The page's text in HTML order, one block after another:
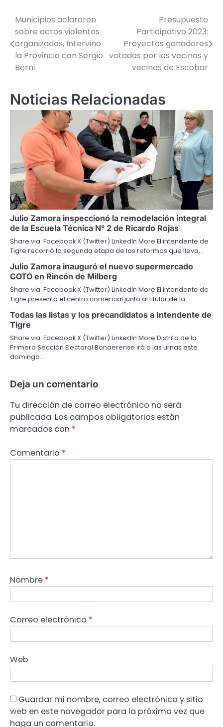
Navegación
de
entradas
Municipios aclararon
sobre actos violentos
organizados, Intervino
la Provincia con Sergio
Berni
Presupuesto
Participativo 2023:
Proyectos ganadores
votados por los vecinos y
vecinas de Escobar
Noticias Relacionadas
Julio Zamora inspeccionó la remodelación integral
de la Escuela Técnica N° 2 de Ricardo Rojas
Share via: Facebook X (Twitter) LinkedIn More El intendente de
Tigre recorrió la segunda etapa de las reformas que lleva…
Julio Zamora inauguró el nuevo supermercado
COTO en Rincón de Milberg
Share via: Facebook X (Twitter) LinkedIn More El intendente de
Tigre presentó el centro comercial junto al titular de la…
Todas las listas y los precandidatos a Intendente de
Tigre
Share via: Facebook X (Twitter) LinkedIn More Distrito de la
Primera Sección Electoral Bonaerense irá a las urnas este
domingo…
Deja un comentario
Tu dirección de correo electrónico no será
publicada. Los campos obligatorios están
marcados con *
Comentario *
Nombre *
Correo electrónico *
Web
Guardar mi nombre, correo electrónico y sitio
web en este navegador para la próxima vez que
haga un comentario.